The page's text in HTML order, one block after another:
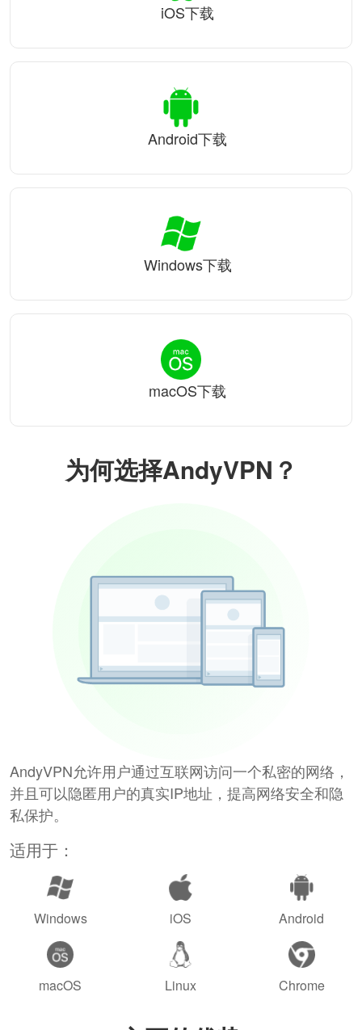
为何选择AndyVPN？
AndyVPN允许用户通过互联网访问一个私密的网络，
并且可以隐匿用户的真实IP地址，提高网络安全和隐
私保护。
适用于：
Windows iOS Android
macOS Linux Chrome
iOS下载
Android下载
Windows下载
macOS下载